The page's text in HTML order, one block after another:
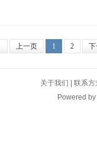
上一页 1 2
关于我们
联系方
Powered by